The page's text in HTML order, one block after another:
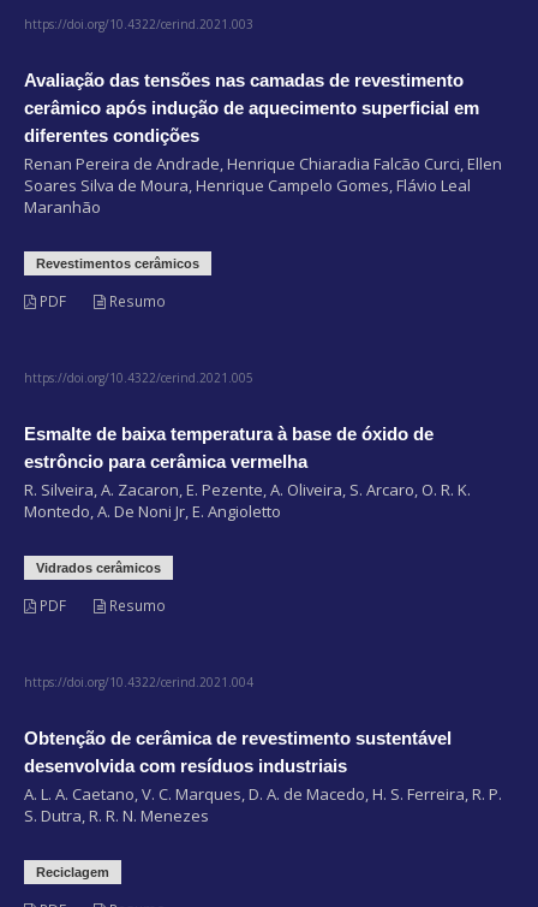
https://doi.org/10.4322/cerind.2021.003
Avaliação das tensões nas camadas de revestimento
cerâmico após indução de aquecimento superficial em
diferentes condições
Renan Pereira de Andrade, Henrique Chiaradia Falcão Curci, Ellen
Soares Silva de Moura, Henrique Campelo Gomes, Flávio Leal
Maranhão
Revestimentos cerâmicos
PDF Resumo
https://doi.org/10.4322/cerind.2021.005
Esmalte de baixa temperatura à base de óxido de
estrôncio para cerâmica vermelha
R. Silveira, A. Zacaron, E. Pezente, A. Oliveira, S. Arcaro, O. R. K.
Montedo, A. De Noni Jr, E. Angioletto
Vidrados cerâmicos
PDF Resumo
https://doi.org/10.4322/cerind.2021.004
Obtenção de cerâmica de revestimento sustentável
desenvolvida com resíduos industriais
A. L. A. Caetano, V. C. Marques, D. A. de Macedo, H. S. Ferreira, R. P.
S. Dutra, R. R. N. Menezes
Reciclagem